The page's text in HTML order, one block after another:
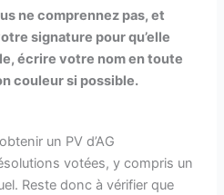
ne comprennez pas, et
signature pour qu’elle
écrire votre nom en toute
couleur si possible.
un PV d’AG
votées, y compris un
Reste donc à vérifier que